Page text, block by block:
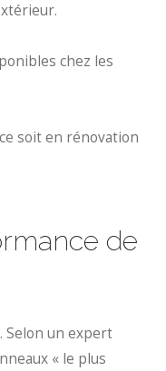
chez les
soit en rénovation
de
Selon un expert
« le plus